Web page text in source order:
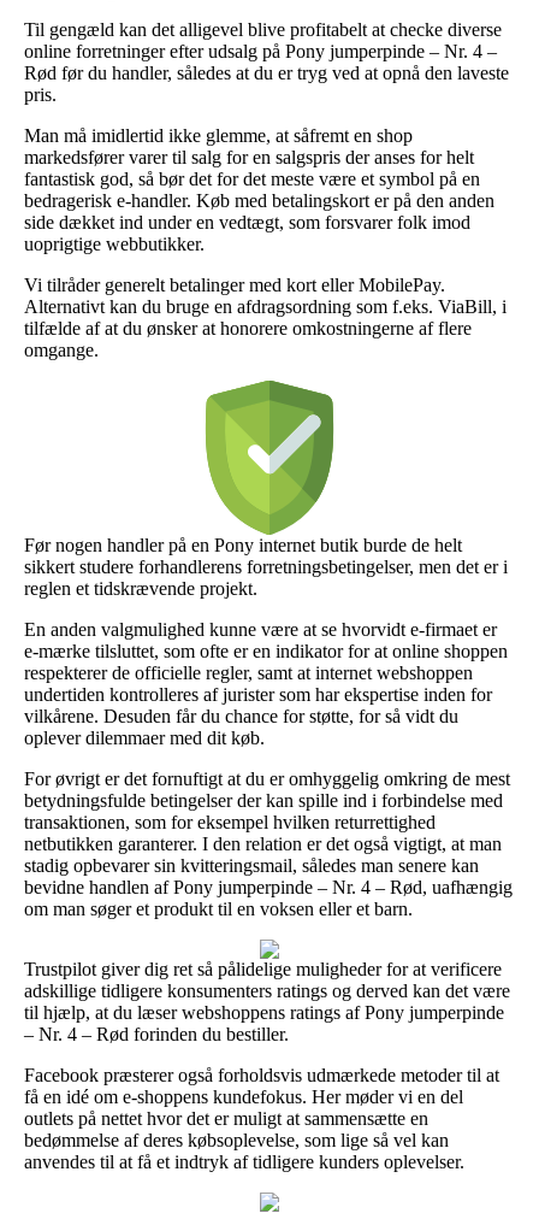
Til gengæld kan det alligevel blive profitabelt at checke diverse
online forretninger efter udsalg på Pony jumperpinde – Nr. 4 –
Rød før du handler, således at du er tryg ved at opnå den laveste
pris.
Man må imidlertid ikke glemme, at såfremt en shop
markedsfører varer til salg for en salgspris der anses for helt
fantastisk god, så bør det for det meste være et symbol på en
bedragerisk e-handler. Køb med betalingskort er på den anden
side dækket ind under en vedtægt, som forsvarer folk imod
uoprigtige webbutikker.
Vi tilråder generelt betalinger med kort eller MobilePay.
Alternativt kan du bruge en afdragsordning som f.eks. ViaBill, i
tilfælde af at du ønsker at honorere omkostningerne af flere
omgange.
Før nogen handler på en Pony internet butik burde de helt
sikkert studere forhandlerens forretningsbetingelser, men det er i
reglen et tidskrævende projekt.
En anden valgmulighed kunne være at se hvorvidt e-firmaet er
e-mærke tilsluttet, som ofte er en indikator for at online shoppen
respekterer de officielle regler, samt at internet webshoppen
undertiden kontrolleres af jurister som har ekspertise inden for
vilkårene. Desuden får du chance for støtte, for så vidt du
oplever dilemmaer med dit køb.
For øvrigt er det fornuftigt at du er omhyggelig omkring de mest
betydningsfulde betingelser der kan spille ind i forbindelse med
transaktionen, som for eksempel hvilken returrettighed
netbutikken garanterer. I den relation er det også vigtigt, at man
stadig opbevarer sin kvitteringsmail, således man senere kan
bevidne handlen af Pony jumperpinde – Nr. 4 – Rød, uafhængig
om man søger et produkt til en voksen eller et barn.
Trustpilot giver dig ret så pålidelige muligheder for at verificere
adskillige tidligere konsumenters ratings og derved kan det være
til hjælp, at du læser webshoppens ratings af Pony jumperpinde
– Nr. 4 – Rød forinden du bestiller.
Facebook præsterer også forholdsvis udmærkede metoder til at
få en idé om e-shoppens kundefokus. Her møder vi en del
outlets på nettet hvor det er muligt at sammensætte en
bedømmelse af deres købsoplevelse, som lige så vel kan
anvendes til at få et indtryk af tidligere kunders oplevelser.